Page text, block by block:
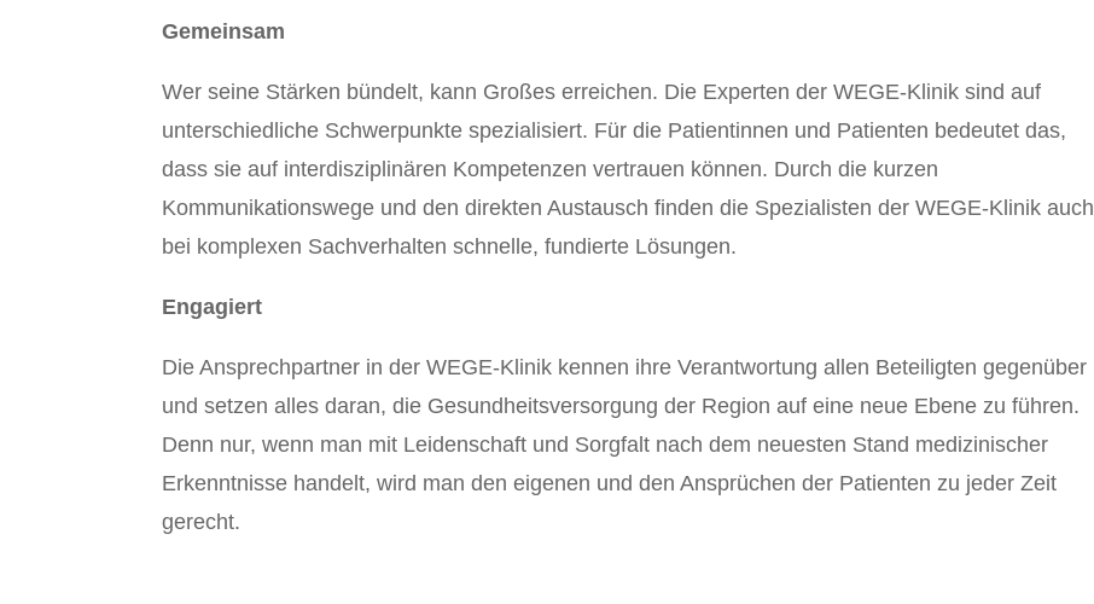
Gemeinsam
Wer seine Stärken bündelt, kann Großes erreichen. Die Experten der WEGE-Klinik sind auf
unterschiedliche Schwerpunkte spezialisiert. Für die Patientinnen und Patienten bedeutet das,
dass sie auf interdisziplinären Kompetenzen vertrauen können. Durch die kurzen
Kommunikationswege und den direkten Austausch finden die Spezialisten der WEGE-Klinik auch
bei komplexen Sachverhalten schnelle, fundierte Lösungen.
Engagiert
Die Ansprechpartner in der WEGE-Klinik kennen ihre Verantwortung allen Beteiligten gegenüber
und setzen alles daran, die Gesundheitsversorgung der Region auf eine neue Ebene zu führen.
Denn nur, wenn man mit Leidenschaft und Sorgfalt nach dem neuesten Stand medizinischer
Erkenntnisse handelt, wird man den eigenen und den Ansprüchen der Patienten zu jeder Zeit
gerecht.